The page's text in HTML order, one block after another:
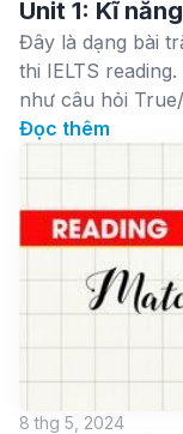
Unit 1: Kĩ
Đây là dạng bài
thi IELTS
như câu hỏi
Đọc thêm
8 thg 5, 2024